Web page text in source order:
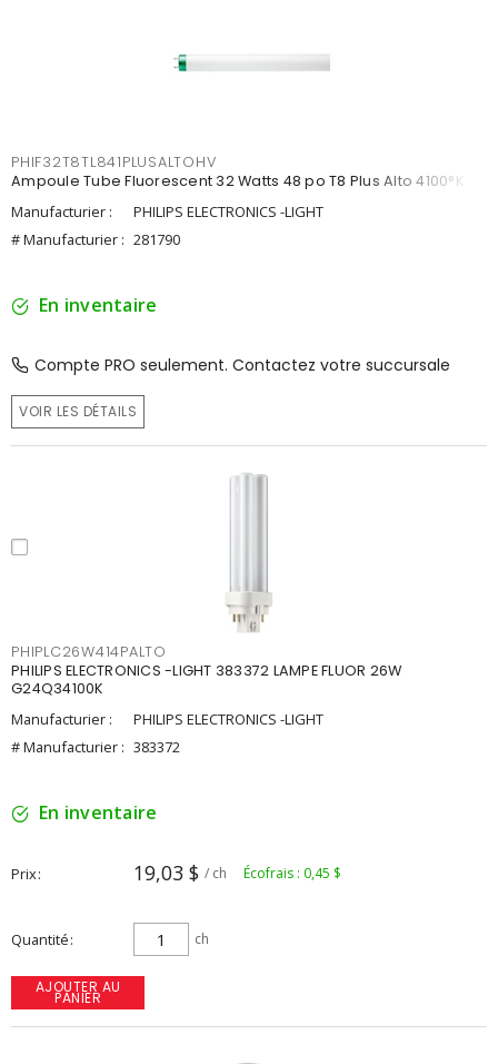
PHIF32T8TL841PLUSALTOHV
Ampoule Tube Fluorescent 32 Watts 48 po T8 Plus Alto 4100°K
Manufacturier :
PHILIPS ELECTRONICS -LIGHT
# Manufacturier : 281790
En inventaire
Compte PRO seulement. Contactez votre succursale
VOIR LES DÉTAILS
PHIPLC26W414PALTO
PHILIPS ELECTRONICS -LIGHT 383372 LAMPE FLUOR 26W
G24Q34100K
Manufacturier :
PHILIPS ELECTRONICS -LIGHT
# Manufacturier : 383372
En inventaire
Prix 19,03 $ / ch Écofrais : 0,45 $
Quantité ch
AJOUTER AU
PANIER